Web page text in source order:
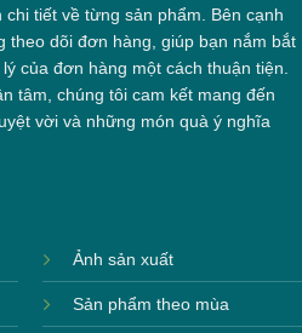
tiết về từng sản phẩm. Bên cạnh
theo dõi đơn hàng, giúp bạn nắm bắt
của đơn hàng một cách thuận tiện.
tâm, chúng tôi cam kết mang đến
vời và những món quà ý nghĩa
Ảnh sản xuất
Sản phẩm theo mùa